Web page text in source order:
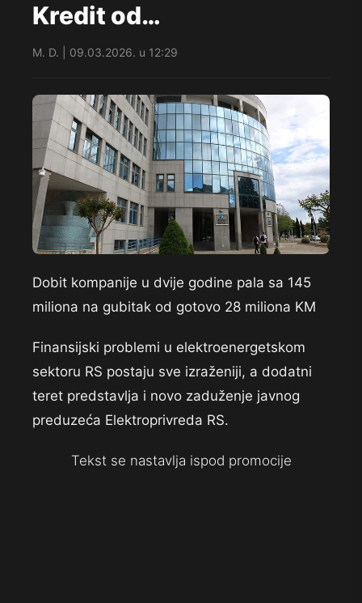
Kredit od…
M. D. | 09.03.2026. u 12:29
Dobit kompanije u dvije godine pala sa 145
miliona na gubitak od gotovo 28 miliona KM
Finansijski problemi u elektroenergetskom
sektoru RS postaju sve izraženiji, a dodatni
teret predstavlja i novo zaduženje javnog
preduzeća Elektroprivreda RS.
Tekst se nastavlja ispod promocije